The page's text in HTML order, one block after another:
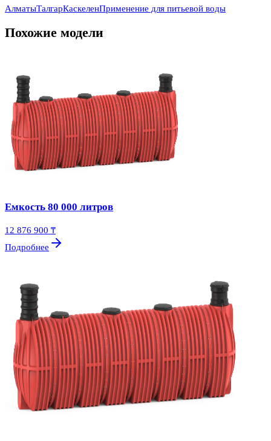
АлматыТалгарКаскеленПрименение для питьевой воды
Похожие модели
Емкость 80 000 литров
12 876 900 ₸
Подробнее